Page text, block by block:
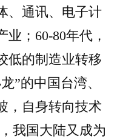
、通讯、电子计
；60-80年代，
低的制造业转移
”的中国台湾、
，自身转向技术
我国大陆又成为